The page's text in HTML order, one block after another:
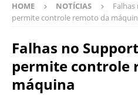
HOME NOTÍCIAS
permite controle remoto da
Falhas no
permite controle
máquina